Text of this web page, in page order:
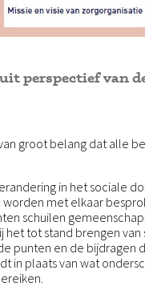
perspectief van
groot belang dat alle
in het sociale
met elkaar
schuilen
het tot stand brengen
punten en de bijdragen
in plaats van wat